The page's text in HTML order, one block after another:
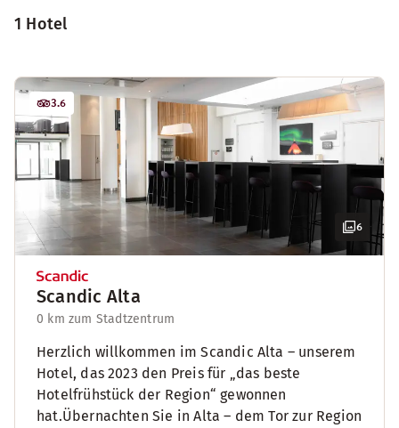
1 Hotel
6
3.6
Scandic Alta
0 km zum Stadtzentrum
Herzlich willkommen im Scandic Alta – unserem
Hotel, das 2023 den Preis für „das beste
Hotelfrühstück der Region“ gewonnen
hat.Übernachten Sie in Alta – dem Tor zur Region